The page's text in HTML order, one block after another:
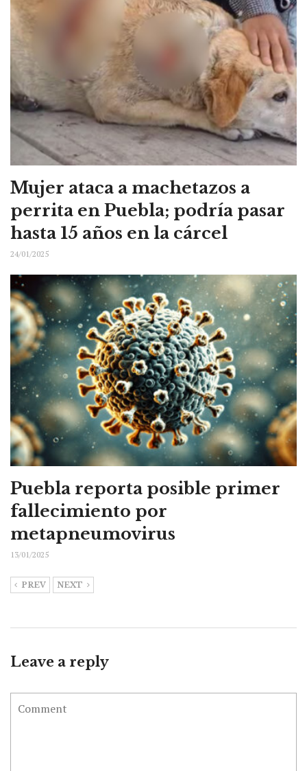
Mujer ataca a machetazos a
perrita en Puebla; podría pasar
hasta 15 años en la cárcel
24/01/2025
Puebla reporta posible primer
fallecimiento por
metapneumovirus
13/01/2025
PREV NEXT
Leave a reply